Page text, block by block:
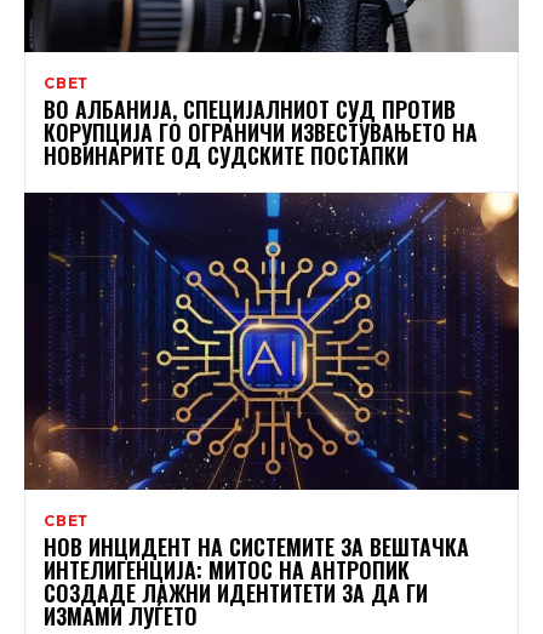
СВЕТ
ВО АЛБАНИЈА, СПЕЦИЈАЛНИОТ СУД ПРОТИВ
КОРУПЦИЈА ГО ОГРАНИЧИ ИЗВЕСТУВАЊЕТО НА
НОВИНАРИТЕ ОД СУДСКИТЕ ПОСТАПКИ
СВЕТ
НОВ ИНЦИДЕНТ НА СИСТЕМИТЕ ЗА ВЕШТАЧКА
ИНТЕЛИГЕНЦИЈА: МИТОС НА АНТРОПИК
СОЗДАДЕ ЛАЖНИ ИДЕНТИТЕТИ ЗА ДА ГИ
ИЗМАМИ ЛУЃЕТО